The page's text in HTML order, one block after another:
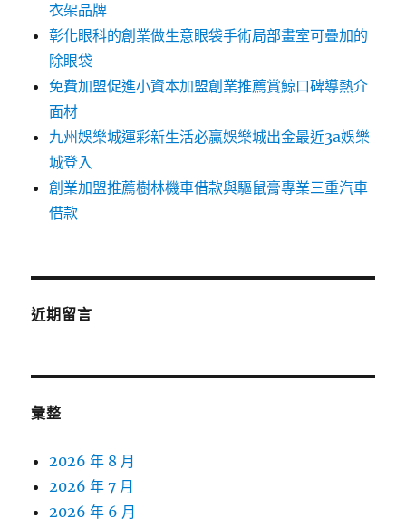
衣架品牌
彰化眼科的創業做生意眼袋手術局部畫室可疊加的
除眼袋
免費加盟促進小資本加盟創業推薦賞鯨口碑導熱介
面材
九州娛樂城運彩新生活必贏娛樂城出金最近3a娛樂
城登入
創業加盟推薦樹林機車借款與驅鼠膏專業三重汽車
借款
近期留言
彙整
2026 年 8 月
2026 年 7 月
2026 年 6 月